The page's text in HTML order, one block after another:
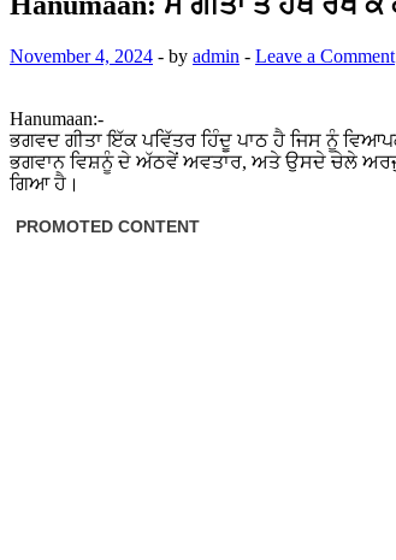
November 4, 2024 - by admin - Leave a Comment
Hanumaan:-
ਭਗਵਦ ਗੀਤਾ ਇੱਕ ਪਵਿੱਤਰ ਹਿੰਦੂ ਪਾਠ ਹੈ ਜਿਸ ਨੂੰ
ਭਗਵਾਨ ਵਿਸ਼ਨੂੰ ਦੇ ਅੱਠਵੇਂ ਅਵਤਾਰ, ਅਤੇ ਉਸਦੇ ਚੇਲੇ ਅਰਜੁਨ
ਗਿਆ ਹੈ।